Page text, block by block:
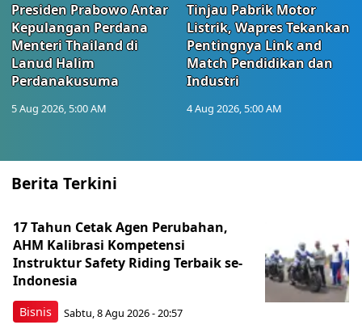
Presiden Prabowo Antar
Kepulangan Perdana
Menteri Thailand di
Lanud Halim
Perdanakusuma
5 Aug 2026, 5:00 AM
Tinjau Pabrik Motor
Listrik, Wapres Tekankan
Pentingnya Link and
Match Pendidikan dan
Industri
4 Aug 2026, 5:00 AM
Berita Terkini
Bisnis
17 Tahun Cetak Agen Perubahan,
AHM Kalibrasi Kompetensi
Instruktur Safety Riding Terbaik se-
Indonesia
Sabtu, 8 Agu 2026 - 20:57